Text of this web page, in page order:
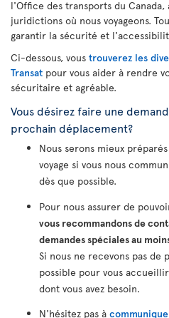
l'Office des transports du
juridictions où nous voyageons.
garantir la sécurité et
Ci-dessous, vous trouverez les
Transat pour vous aider à rendre
sécuritaire et agréable.
Vous désirez faire une
prochain déplacement?
Nous serons mieux
voyage si vous nous
dès que possible.
Pour nous assurer de
vous recommandons de
demandes spéciales au
Si nous ne recevons pas de
possible pour vous
dont vous avez besoin.
N'hésitez pas à